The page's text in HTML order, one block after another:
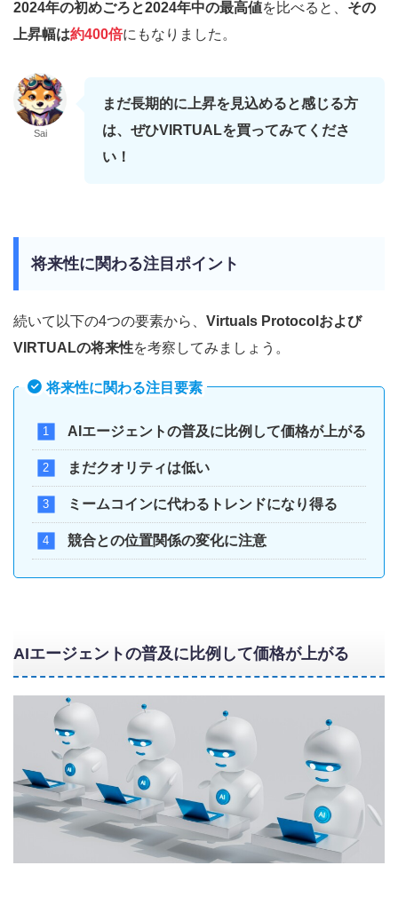
2024年の初めごろと2024年中の最高値を比べると、 その
上昇幅は約400倍にもなりました。
Sai
まだ長期的に上昇を見込めると感じる方
は、ぜひVIRTUALを買ってみてくださ
い！
将来性に関わる注目ポイント
続いて以下の4つの要素から、 Virtuals Protocolおよび
VIRTUALの将来性を考察してみましょう。
将来性に関わる注目要素
AIエージェントの普及に比例して価格が上がる
まだクオリティは低い
ミームコインに代わるトレンドになり得る
競合との位置関係の変化に注意
AIエージェントの普及に比例して価格が上がる